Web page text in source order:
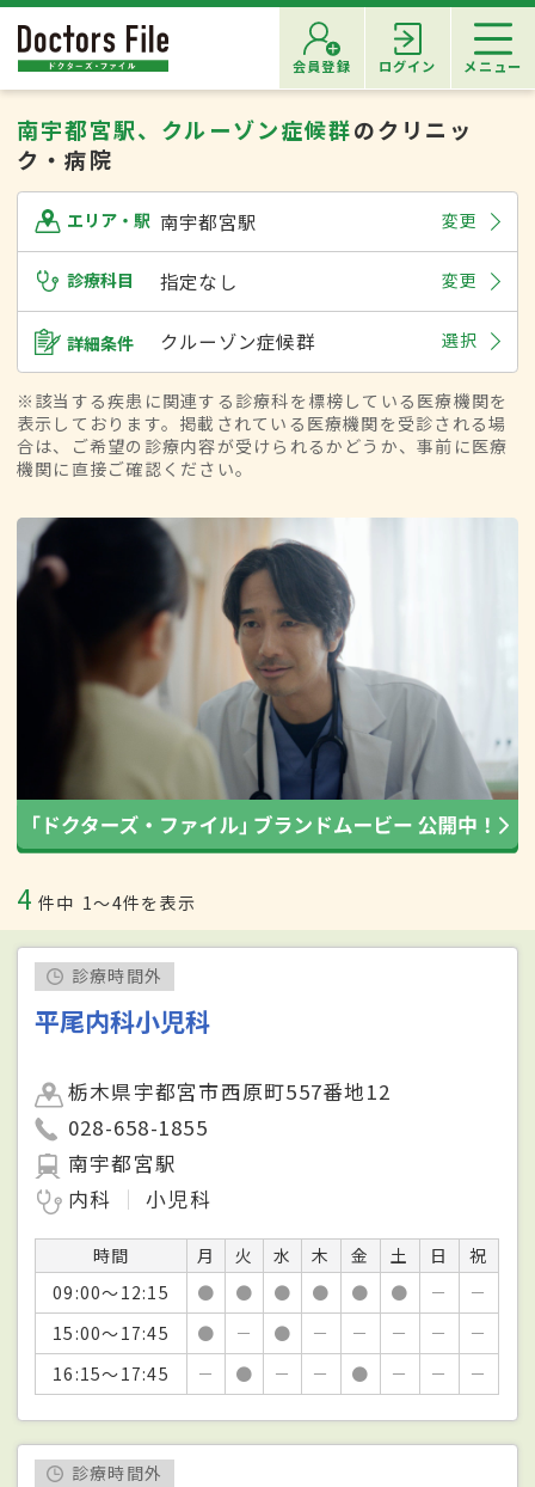
会員登録 ログイン メニュー
南宇都宮駅、クルーゾン症候群のクリニッ
ク・病院
エリア・駅 南宇都宮駅 変更
診療科目 指定なし 変更
詳細条件 クルーゾン症候群 選択
※該当する疾患に関連する診療科を標榜している医療機関を
表示しております。掲載されている医療機関を受診される場
合は、ご希望の診療内容が受けられるかどうか、事前に医療
機関に直接ご確認ください。
4 件中 1〜4件を表示
診療時間外
平尾内科小児科
栃木県宇都宮市西原町557番地12
028-658-1855
南宇都宮駅
内科
小児科
時間 月 火 水 木 金 土 日
祝
09:00～12:15
● ● ● ● ● ● －
－
15:00～17:45
● － ● － － － －
－
16:15～17:45
－ ● － － ● － － －
診療時間外